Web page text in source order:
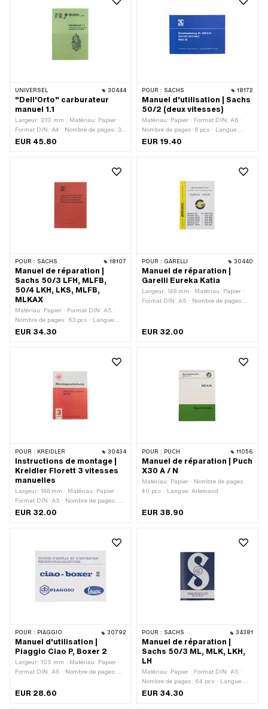
UNIVERSEL 30444
"Dell'Orto" carburateur
manuel 1.1
Largeur: 210 mm · Matériau: Papier ·
Format DIN: A4 · Nombre de pages: 36
pcs · Langue: Allemand · Hauteur: 297
EUR 45.80
POUR : SACHS 18172
Manuel d'utilisation | Sachs
50/2 (deux vitesses)
Matériau: Papier · Format DIN: A6 ·
Nombre de pages: 8 pcs · Langue:
Allemand
EUR 19.40
POUR : SACHS 18107
Manuel de réparation |
Sachs 50/3 LFH, MLFB,
50/4 LKH, LKS, MLFB,
MLKAX
Matériau: Papier · Format DIN: A5 ·
Nombre de pages: 63 pcs · Langue:
Allemand
EUR 34.30
POUR : GARELLI 30440
Manuel de réparation |
Garelli Eureka Katia
Largeur: 148 mm · Matériau: Papier ·
Format DIN: A5 · Nombre de pages:
EUR 32.00
POUR : KREIDLER 30434
Instructions de montage |
Kreidler Florett 3 vitesses
manuelles
Largeur: 148 mm · Matériau: Papier ·
Format DIN: A5 · Nombre de pages: 30
pcs · Langue: Allemand · Hauteur: 210
EUR 32.00
POUR : PUCH 11056
Manuel de réparation | Puch
X30 A / N
Matériau: Papier · Nombre de pages:
40 pcs · Langue: Allemand
EUR 38.90
POUR : PIAGGIO 30792
Manuel d'utilisation |
Piaggio Ciao P, Boxer 2
Largeur: 105 mm · Matériau: Papier ·
Format DIN: A6 · Nombre de pages:
Français · Hauteur: 148 mm
EUR 28.60
POUR : SACHS 34381
Manuel de réparation |
Sachs 50/3 ML, MLK, LKH,
LH
Matériau: Papier · Format DIN: A5 ·
Nombre de pages: 64 pcs · Langue:
Allemand
EUR 34.30